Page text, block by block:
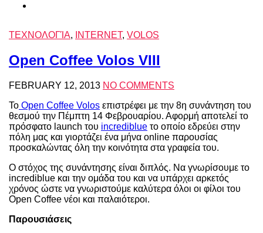
ΤΕΧΝΟΛΟΓΊΑ, INTERNET, VOLOS
Open Coffee Volοs VIII
FEBRUARY 12, 2013 NO COMMENTS
Το Open Coffee Volos επιστρέφει με την 8η συνάντηση του
θεσμού την Πέμπτη 14 Φεβρουαρίου. Αφορμή αποτελεί το
πρόσφατο launch του incrediblue το οποίο εδρεύει στην
πόλη μας και γιορτάζει ένα μήνα online παρουσίας
προσκαλώντας όλη την κοινότητα στα γραφεία του.
Ο στόχος της συνάντησης είναι διπλός. Να γνωρίσουμε το
incrediblue και την ομάδα του και να υπάρχει αρκετός
χρόνος ώστε να γνωριστούμε καλύτερα όλοι οι φίλοι του
Open Coffee νέοι και παλαιότεροι.
Παρουσιάσεις